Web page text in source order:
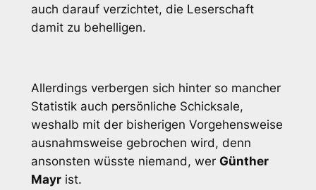
auch darauf verzichtet, die Leserschaft
damit zu behelligen.
Allerdings verbergen sich hinter so mancher
Statistik auch persönliche Schicksale,
weshalb mit der bisherigen Vorgehensweise
ausnahmsweise gebrochen wird, denn
ansonsten wüsste niemand, wer Günther
Mayrist.